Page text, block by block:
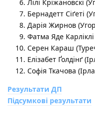
Лілі Кріжановскі
Бернадетт Сіґеті
Дарія Жирнов
Фатма Яде
Серен Караш
Елізабет Ґолдінґ
Софія Ткачова
Результати ДП
Підсумкові результати